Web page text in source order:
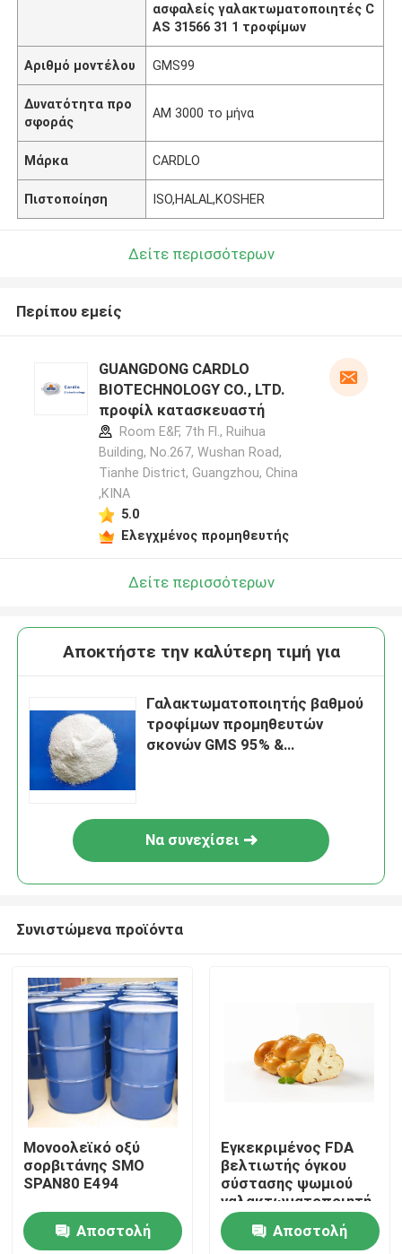
Προϊόντα
Βίντεο
ασφαλείς γαλακτωματοποιητές C
AS 31566 31 1 τροφίμων
Αριθμό μοντέλου GMS99
Δυνατότητα προ
σφοράς
ΑΜ 3000 το μήνα
Μάρκα CARDLO
Πιστοποίηση ISO,HALAL,KOSHER
Δείτε περισσότερων
Περίπου εμείς
GUANGDONG CARDLO
BIOTECHNOLOGY CO., LTD.
προφίλ κατασκευαστή
Room E&F, 7th Fl., Ruihua
Building, No.267, Wushan Road,
Tianhe District, Guangzhou, China
,ΚΙΝΑ
5.0
Ελεγχμένος προμηθευτής
Δείτε περισσότερων
Αποκτήστε την καλύτερη τιμή για
Γαλακτωματοποιητής βαθμού
τροφίμων προμηθευτών
σκονών GMS 95% &
Να συνεχίσει
Συνιστώμενα προϊόντα
Μονοολεϊκό οξύ
σορβιτάνης SMO
SPAN80 E494
Αποστολή
Εγκεκριμένος FDA
βελτιωτής όγκου
σύστασης ψωμιού
γαλακτωματοποιητή
DMG βαθμού
τροφίμωνΑποστολή